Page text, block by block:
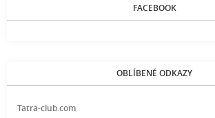
FACEBOOK
OBLÍBENÉ ODKAZY
Tatra-club.com